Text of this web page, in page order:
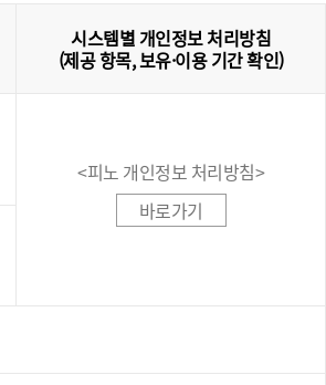
시스템별 개인정보 처리방침
(제공 항목, 보유·이용 기간 확인)
<피노 개인정보 처리방침>
바로가기